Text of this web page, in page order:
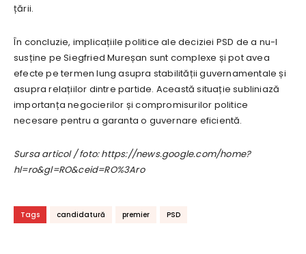
țării.
În concluzie, implicațiile politice ale deciziei PSD de a nu-l
susține pe Siegfried Mureșan sunt complexe și pot avea
efecte pe termen lung asupra stabilității guvernamentale și
asupra relațiilor dintre partide. Această situație subliniază
importanța negocierilor și compromisurilor politice
necesare pentru a garanta o guvernare eficientă.
Sursa articol / foto: https://news.google.com/home?
hl=ro&gl=RO&ceid=RO%3Aro
Tags candidatură premier PSD